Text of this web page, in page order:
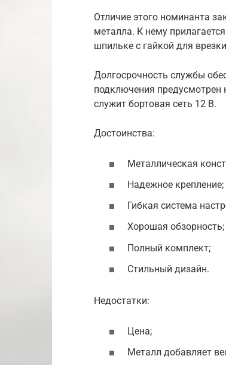
Отличие этого номинанта
металла. К нему
шпильке с гайкой для
Долгосрочность службы
подключения
служит бортовая сеть 12 В.
Достоинства:
Металлическая
Надежное крепление;
Гибкая система
Хорошая обзорность;
Полный комплект;
Стильный дизайн.
Недостатки:
Цена;
Металл добавляет